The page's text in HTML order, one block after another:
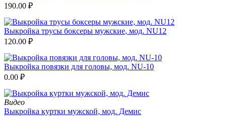
190.00 ₽
Выкройка трусы боксеры мужские, мод. NU12
120.00 ₽
Выкройка повязки для головы, мод. NU-10
0.00 ₽
Видео
Выкройка куртки мужской, мод. Демис